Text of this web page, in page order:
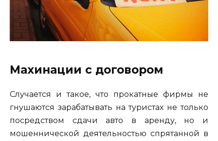
Махинации с договором
Случается и такое, что прокатные фирмы не
гнушаются зарабатывать на туристах не только
посредством сдачи авто в аренду, но и
мошеннической деятельностью спрятанной в